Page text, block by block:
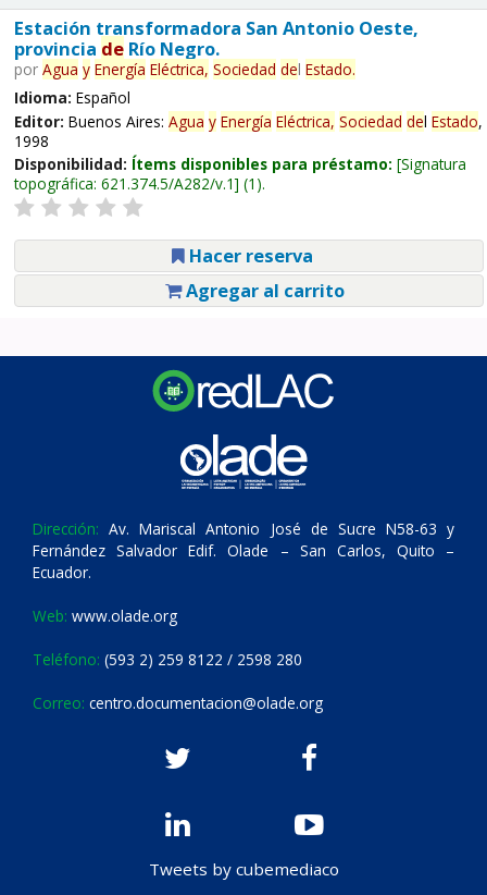
Estación transformadora San Antonio Oeste,
provincia deRío Negro.
por Agua y Energía Eléctrica, Sociedad del Estado.
Idioma: Español
Editor: Buenos Aires: Agua y Energía Eléctrica, Sociedad del Estado,
1998
Disponibilidad: Ítems disponibles para préstamo: Signatura
topográfica: 621.374.5/A282/v.1 (1).
Hacer reserva
Agregar al carrito
Dirección: Av. Mariscal Antonio José de Sucre N58-63 y
Fernández Salvador Edif. Olade – San Carlos, Quito –
Ecuador.
Web: www.olade.org
Teléfono: (593 2) 259 8122 / 2598 280
Correo: centro.documentacion@olade.org
Tweets by cubemediaco